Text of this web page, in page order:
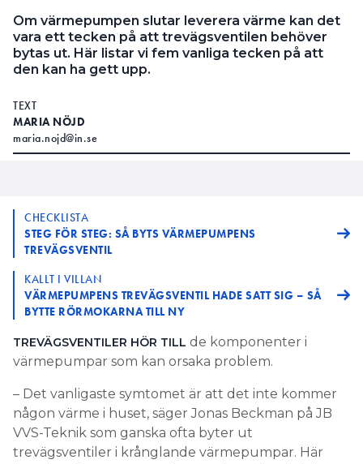
Om värmepumpen slutar leverera värme kan det
vara ett tecken på att trevägsventilen behöver
bytas ut. Här listar vi fem vanliga tecken på att
den kan ha gett upp.
TEXT
MARIA NÖJD
maria.nojd@in.se
CHECKLISTA
STEG FÖR STEG: SÅ BYTS VÄRMEPUMPENS
TREVÄGSVENTIL
KALLT I VILLAN
VÄRMEPUMPENS TREVÄGSVENTIL HADE SATT SIG – SÅ
BYTTE RÖRMOKARNA TILL NY
TREVÄGSVENTILER HÖR TILL de komponenter i
värmepumpar som kan orsaka problem.
– Det vanligaste symtomet är att det inte kommer
någon värme i huset, säger Jonas Beckman på JB
VVS-Teknik som ganska ofta byter ut
trevägsventiler i krånglande värmepumpar. Här